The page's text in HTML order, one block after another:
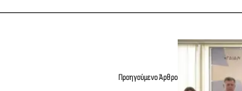
Προηγούμενο Άρθρο